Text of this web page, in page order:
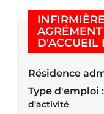
D'ACCUEIL
Résidence
Type d'emploi :
d'activité